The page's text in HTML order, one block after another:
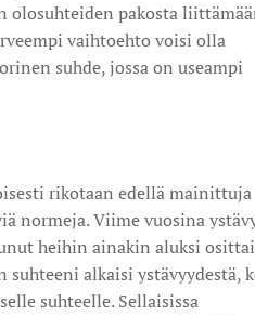
olosuhteiden pakosta
vaihtoehto voisi olla
suhde, jossa on useampi
rikotaan edellä mainittuja
normeja. Viime vuosina
heihin ainakin aluksi
alkaisi ystävyydestä,
suhteelle. Sellaisissa